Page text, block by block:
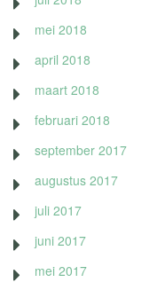
mei 2018
april 2018
maart 2018
februari 2018
september 2017
augustus 2017
juli 2017
juni 2017
mei 2017